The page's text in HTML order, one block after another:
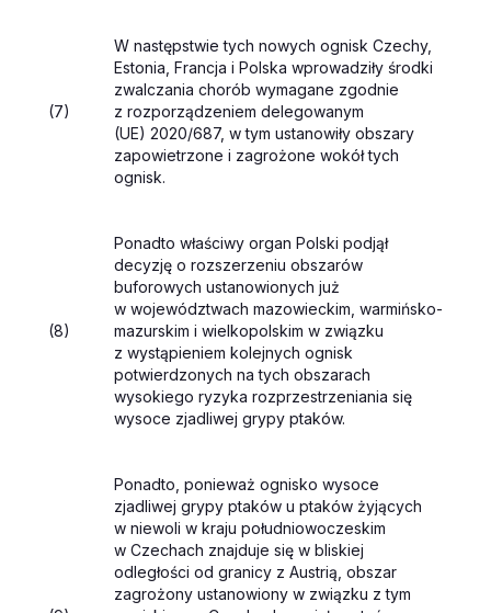
(7)
W następstwie tych nowych ognisk Czechy,
Estonia, Francja i Polska wprowadziły środki
zwalczania chorób wymagane zgodnie
z rozporządzeniem delegowanym
(UE) 2020/687, w tym ustanowiły obszary
zapowietrzone i zagrożone wokół tych
ognisk.
(8)
Ponadto właściwy organ Polski podjął
decyzję o rozszerzeniu obszarów
buforowych ustanowionych już
w województwach mazowieckim, warmińsko-
mazurskim i wielkopolskim w związku
z wystąpieniem kolejnych ognisk
potwierdzonych na tych obszarach
wysokiego ryzyka rozprzestrzeniania się
wysoce zjadliwej grypy ptaków.
Ponadto, ponieważ ognisko wysoce
zjadliwej grypy ptaków u ptaków żyjących
w niewoli w kraju południowoczeskim
w Czechach znajduje się w bliskiej
odległości od granicy z Austrią, obszar
zagrożony ustanowiony w związku z tym